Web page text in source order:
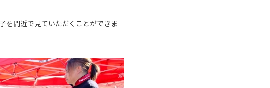
を間近で見ていただくことができま